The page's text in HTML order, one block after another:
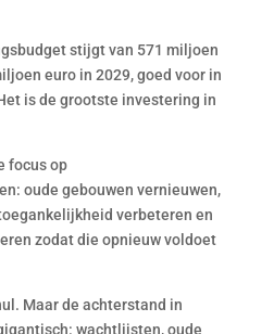
stijgt van 571 miljoen
euro in 2029, goed voor in
is de grootste investering in
focus op
oude gebouwen vernieuwen,
verbeteren en
zodat die opnieuw voldoet
Maar de achterstand in
wachtlijsten, oude